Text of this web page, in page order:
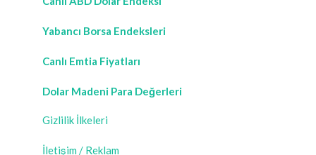
Yabancı Borsa Endeksleri
Canlı Emtia Fiyatları
Dolar Madeni Para Değerleri
Gizlilik İlkeleri
İletişim / Reklam